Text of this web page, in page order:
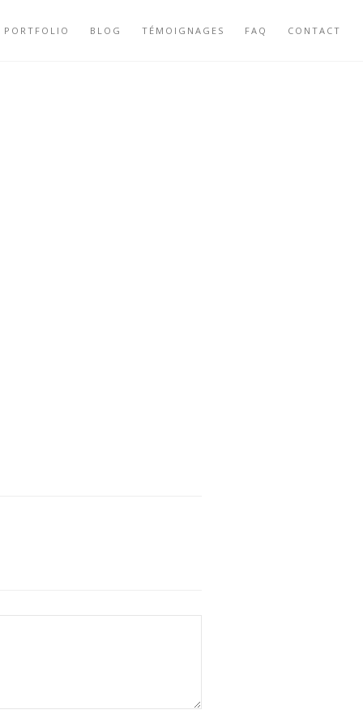
PORTFOLIO BLOG TÉMOIGNAGES FAQ CONTACT